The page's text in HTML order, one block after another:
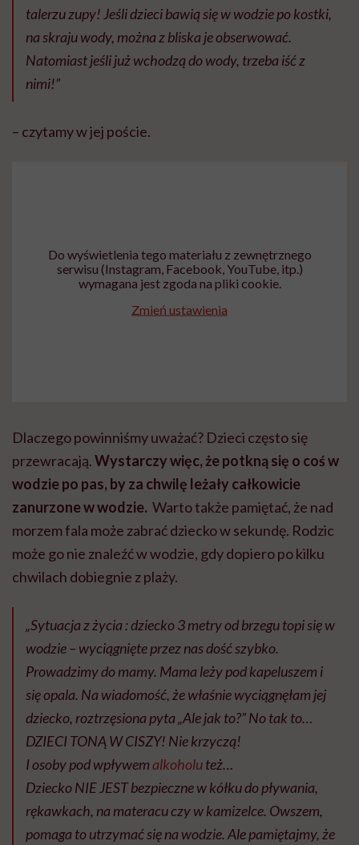
talerzu zupy! Jeśli dzieci bawią się w wodzie po kostki,
na skraju wody, można z bliska je obserwować.
Natomiast jeśli już wchodzą do wody, trzeba iść z
nimi!”
– czytamy w jej poście.
Do wyświetlenia tego materiału z zewnętrznego
serwisu (Instagram, Facebook, YouTube, itp.)
wymagana jest zgoda na pliki cookie.
Zmień ustawienia
Dlaczego powinniśmy uważać? Dzieci często się
przewracają.Wystarczy więc, że potkną się o coś w
wodzie po pas, by za chwilę leżały całkowicie
zanurzone w wodzie. Warto także pamiętać, że nad
morzem fala może zabrać dziecko w sekundę. Rodzic
może go nie znaleźć w wodzie, gdy dopiero po kilku
chwilach dobiegnie z plaży.
„Sytuacja z życia : dziecko 3 metry od brzegu topi się w
wodzie – wyciągnięte przez nas dość szybko.
Prowadzimy do mamy. Mama leży pod kapeluszem i
się opala. Na wiadomość, że właśnie wyciągnęłam jej
dziecko, roztrzęsiona pyta „Ale jak to?” No tak to…
DZIECI TONĄ W CISZY! Nie krzyczą!
I osoby pod wpływemalkoholuteż…
Dziecko NIE JEST bezpieczne w kółku do pływania,
rękawkach, na materacu czy w kamizelce. Owszem,
pomaga to utrzymać się na wodzie. Ale pamiętajmy, że